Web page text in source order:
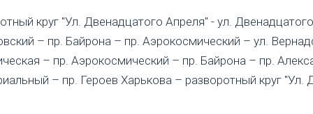
круг "Ул. Двенадцатого Апреля" - ул.
– пр. Байрона – пр. Аэрокосмический – ул.
– пр. Аэрокосмический – пр. Байрона – пр.
– пр. Героев Харькова – разворотный круг "Ул.